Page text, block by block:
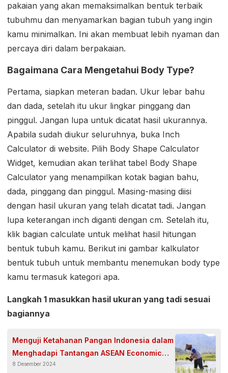
pakaian yang akan memaksimalkan bentuk terbaik
tubuhmu dan menyamarkan bagian tubuh yang ingin
kamu minimalkan. Ini akan membuat lebih nyaman dan
percaya diri dalam berpakaian.
Bagaimana Cara Mengetahui Body Type?
Pertama, siapkan meteran badan. Ukur lebar bahu
dan dada, setelah itu ukur lingkar pinggang dan
pinggul. Jangan lupa untuk dicatat hasil ukurannya.
Apabila sudah diukur seluruhnya, buka Inch
Calculator di website. Pilih Body Shape Calculator
Widget, kemudian akan terlihat tabel Body Shape
Calculator yang menampilkan kotak bagian bahu,
dada, pinggang dan pinggul. Masing-masing diisi
dengan hasil ukuran yang telah dicatat tadi. Jangan
lupa keterangan inch diganti dengan cm. Setelah itu,
klik bagian calculate untuk melihat hasil hitungan
bentuk tubuh kamu. Berikut ini gambar kalkulator
bentuk tubuh untuk membantu menemukan body type
kamu termasuk kategori apa.
Langkah 1 masukkan hasil ukuran yang tadi sesuai
bagiannya
Menguji Ketahanan Pangan Indonesia dalam
Menghadapi Tantangan ASEAN Economic
Community 2015
8 Desember 2024